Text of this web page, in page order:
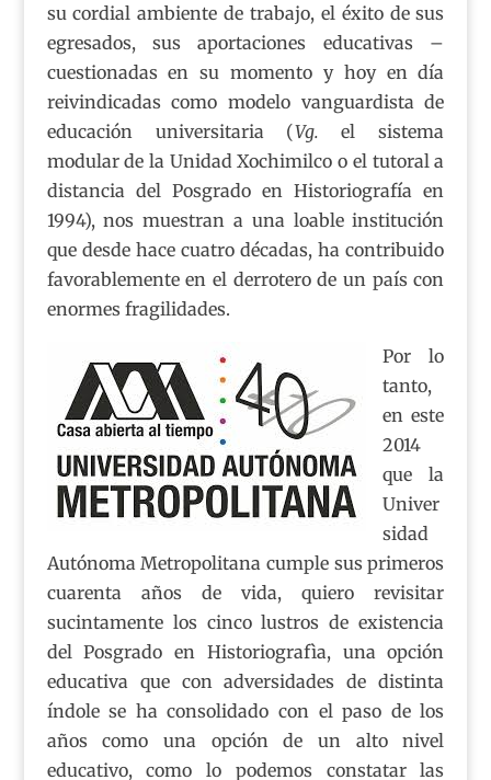
su cordial ambiente de trabajo, el éxito de sus
egresados, sus aportaciones educativas –
cuestionadas en su momento y hoy en día
reivindicadas como modelo vanguardista de
educación universitaria (Vg.el sistema
modular de la Unidad Xochimilco o el tutoral a
distancia del Posgrado en Historiografía en
1994), nos muestran a una loable institución
que desde hace cuatro décadas, ha contribuido
favorablemente en el derrotero de un país con
enormes fragilidades.
Por lo
tanto,
en este
2014
que la
Univer
sidad
Autónoma Metropolitana cumple sus primeros
cuarenta años de vida, quiero revisitar
sucintamente los cinco lustros de existencia
del Posgrado en Historiografìa, una opción
educativa que con adversidades de distinta
índole se ha consolidado con el paso de los
años como una opción de un alto nivel
educativo, como lo podemos constatar las